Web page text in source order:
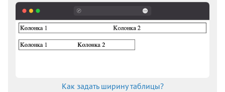
Как задать ширину таблицы?